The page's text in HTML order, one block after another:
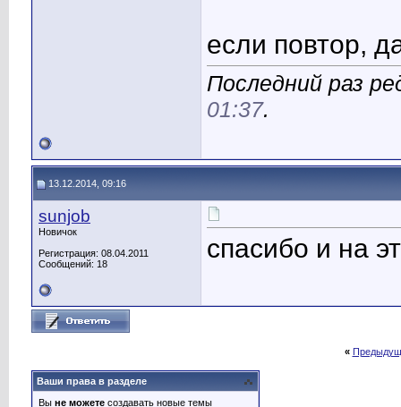
если повтор,
Последний раз
01:37.
13.12.2014, 09:16
sunjob
Новичок
Регистрация: 08.04.2011
Сообщений: 18
спасибо и на
«
Ваши права в разделе
Вы не можете создавать новые темы